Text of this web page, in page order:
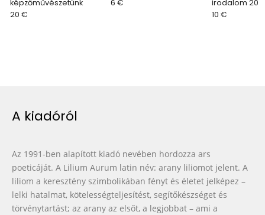
képzőművészetünk
20 €
6 €
irodalom 2012
10 €
A kiadóról
Az 1991-ben alapított kiadó nevében hordozza ars
poeticáját. A Lilium Aurum latin név: arany liliomot jelent. A
liliom a keresztény szimbolikában fényt és életet jelképez –
lelki hatalmat, kötelességteljesítést, segítőkészséget és
törvénytartást; az arany az elsőt, a legjobbat – ami a